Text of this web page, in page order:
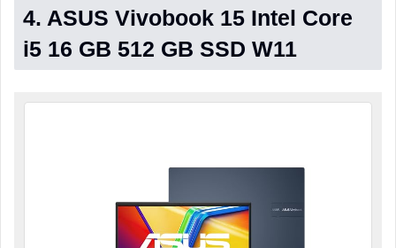
4. ASUS Vivobook 15 Intel Core
i5 16 GB 512 GB SSD W11